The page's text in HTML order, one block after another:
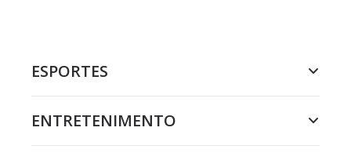
ESPORTES
ENTRETENIMENTO